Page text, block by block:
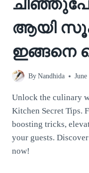
ആയി
ഇങ്ങനെ
By Nandhida
Unlock the culinary
Kitchen Secret Tips.
boosting tricks,
your guests.
now!